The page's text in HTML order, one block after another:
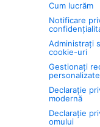
Cum lucrăm
Notificare
Administrați
cookie-uri
Gestionați
personalizate
Declarație
modernă
Declarație
omului